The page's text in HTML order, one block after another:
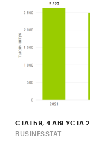
СТАТЬЯ, 4 АВГУСТА
BUSINESSTAT